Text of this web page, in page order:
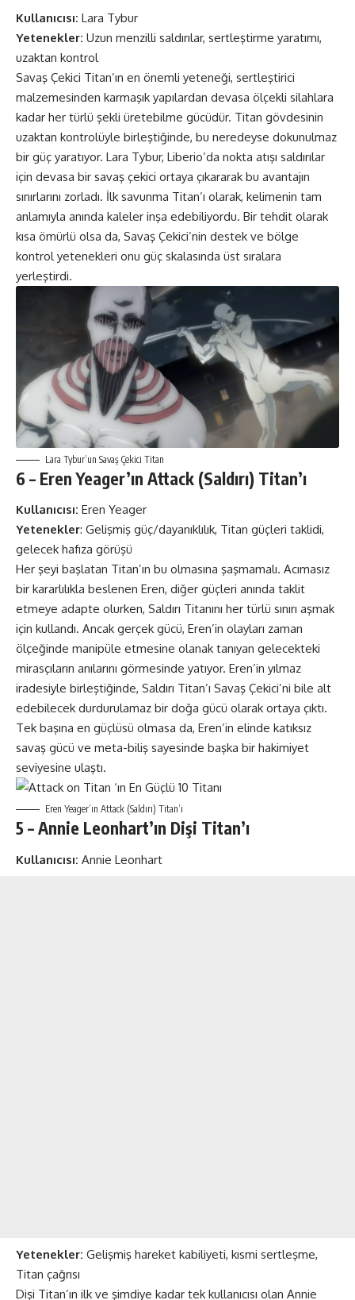
Kullanıcısı: Lara Tybur
Yetenekler: Uzun menzilli saldırılar, sertleştirme yaratımı,
uzaktan kontrol
Savaş Çekici Titan’ın en önemli yeteneği, sertleştirici
malzemesinden karmaşık yapılardan devasa ölçekli silahlara
kadar her türlü şekli üretebilme gücüdür. Titan gövdesinin
uzaktan kontrolüyle birleştiğinde, bu neredeyse dokunulmaz
bir güç yaratıyor. Lara Tybur, Liberio’da nokta atışı saldırılar
için devasa bir savaş çekici ortaya çıkararak bu avantajın
sınırlarını zorladı. İlk savunma Titan’ı olarak, kelimenin tam
anlamıyla anında kaleler inşa edebiliyordu. Bir tehdit olarak
kısa ömürlü olsa da, Savaş Çekici’nin destek ve bölge
kontrol yetenekleri onu güç skalasında üst sıralara
yerleştirdi.
Lara Tybur’un Savaş Çekici Titan
6 – Eren Yeager’ın Attack (Saldırı) Titan’ı
Kullanıcısı: Eren Yeager
Yetenekler: Gelişmiş güç/dayanıklılık, Titan güçleri taklidi,
gelecek hafıza görüşü
Her şeyi başlatan Titan’ın bu olmasına şaşmamalı. Acımasız
bir kararlılıkla beslenen Eren, diğer güçleri anında taklit
etmeye adapte olurken, Saldırı Titanını her türlü sınırı aşmak
için kullandı. Ancak gerçek gücü, Eren’in olayları zaman
ölçeğinde manipüle etmesine olanak tanıyan gelecekteki
mirasçıların anılarını görmesinde yatıyor. Eren’in yılmaz
iradesiyle birleştiğinde, Saldırı Titan’ı Savaş Çekici’ni bile alt
edebilecek durdurulamaz bir doğa gücü olarak ortaya çıktı.
Tek başına en güçlüsü olmasa da, Eren’in elinde katıksız
savaş gücü ve meta-biliş sayesinde başka bir hakimiyet
seviyesine ulaştı.
Eren Yeager’ın Attack (Saldırı) Titan’ı
5 – Annie Leonhart’ın Dişi Titan’ı
Kullanıcısı: Annie Leonhart
Yetenekler: Gelişmiş hareket kabiliyeti, kısmi sertleşme,
Titan çağrısı
Dişi Titan’ın ilk ve şimdiye kadar tek kullanıcısı olan Annie